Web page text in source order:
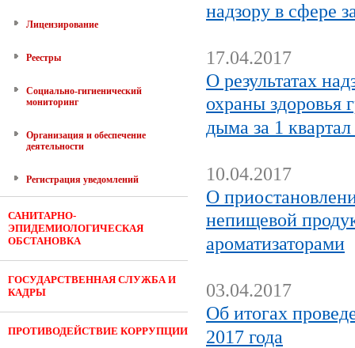
Лицензирование
Реестры
Социально-гигиенический
мониторинг
Организация и обеспечение
деятельности
Регистрация уведомлений
САНИТАРНО-
ЭПИДЕМИОЛОГИЧЕСКАЯ
ОБСТАНОВКА
ГОСУДАРСТВЕННАЯ СЛУЖБА И
КАДРЫ
ПРОТИВОДЕЙСТВИЕ КОРРУПЦИИ
надзору в сфере
17.04.2017
О результатах
охраны здоровья
дыма за 1
10.04.2017
О
непищевой
ароматизаторами
03.04.2017
Об итогах
2017 года